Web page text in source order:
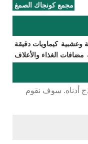
مجمع كونجاك الصمغ
كيماويات دقيقة وعشبية
مضافات الغذاء والأعلاف
أدناه. سوف نقوم